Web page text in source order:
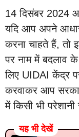
14 दिसंबर 2024
यदि आप अपने
करना चाहते हैं, तो
पर नाम में बदलाव
लिए UIDAI केंद्र
करवाकर आप
में किसी भी
यह भी देखें